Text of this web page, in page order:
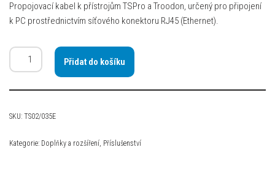
Propojovací kabel k přístrojům TSPro a Troodon, určený pro připojení
k PC prostřednictvím síťového konektoru RJ45 (Ethernet).
Přidat do košíku
SKU: TS02/035E
Kategorie: Doplňky a rozšíření, Příslušenství